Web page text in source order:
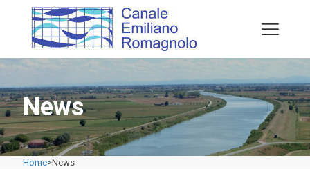
News
Home>News